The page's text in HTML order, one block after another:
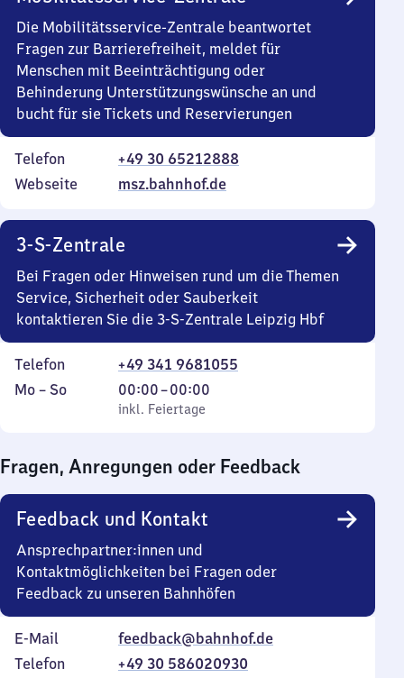
Die Mobilitätsservice-Zentrale beantwortet
Fragen zur Barrierefreiheit, meldet für
Menschen mit Beeinträchtigung oder
Behinderung Unterstützungswünsche an und
bucht für sie Tickets und Reservierungen
Telefon
+49 30 65212888
Webseite
msz.bahnhof.de
3-S-Zentrale
Bei Fragen oder Hinweisen rund um die Themen
Service, Sicherheit oder Sauberkeit
kontaktieren Sie die 3-S-Zentrale Leipzig Hbf
Telefon
+49 341 9681055
Montag
Mo – So,
inkl. Feiertage
00:00–00:00
Von
0
0
Uhr
inkl. Feiertage
Fragen, Anregungen oder Feedback
Feedback und Kontakt
Ansprechpartner:innen und
Kontaktmöglichkeiten bei Fragen oder
Feedback zu unseren Bahnhöfen
E-Mail
feedback@bahnhof.de
Telefon
+49 30 586020930